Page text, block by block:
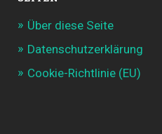
Über diese Seite
Datenschutzerklärung
Cookie-Richtlinie (EU)